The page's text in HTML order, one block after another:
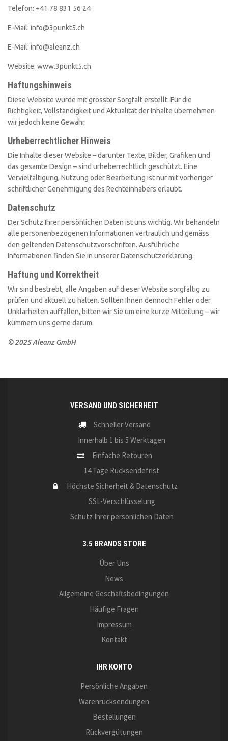
Telefon: +41 78 831 56 24
E-Mail: info@3punkt5.ch
E-Mail: info@aleanz.ch
Website: www.3punkt5.ch
Haftungshinweis
Diese Website wurde mit grösster Sorgfalt erstellt. Für die
Richtigkeit, Vollständigkeit und Aktualität der Inhalte übernehmen
wir jedoch keine Gewähr.
Urheberrechtlicher Hinweis
Die Inhalte dieser Website – darunter Texte, Bilder, Grafiken und
das gesamte Design – sind urheberrechtlich geschützt. Eine
Vervielfältigung, Nutzung oder Bearbeitung ist nur mit vorheriger
schriftlicher Genehmigung des Rechteinhabers erlaubt.
Datenschutz
Der Schutz Ihrer persönlichen Daten ist uns wichtig. Wir behandeln
alle personenbezogenen Informationen vertraulich und gemäss
den geltenden Datenschutzvorschriften. Ausführliche
Informationen finden Sie in unserer Datenschutzerklärung.
Haftung und Korrektheit
Wir sind bestrebt, alle Angaben auf dieser Website sorgfältig zu
prüfen und aktuell zu halten. Sollten Ihnen dennoch Fehler oder
Unklarheiten auffallen, bitten wir Sie um eine kurze Mitteilung – wir
kümmern uns gerne darum.
© 2025 Aleanz GmbH
VERSAND UND SICHERHEIT
Schneller Versand
Innerhalb 1 bis 5 Werktagen
Einfache Retouren
14 Tage Rücksendefrist
Höchste Sicherheit & Datenschutz
SSL-Verschlüsselung
Schutz Ihrer persönlichen Daten
3.5 BRANDS STORE
Über Uns
News
Allgemeine Geschäftsbedingungen
Häufige Fragen
Impressum
Kontakt
IHR KONTO
Persönliche Angaben
Warenrücksendungen
Bestellungen
Rückvergütungen